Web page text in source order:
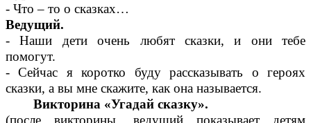
- Что – то о сказках…
Ведущий.
- Наши дети очень любят сказки, и они тебе
помогут.
- Сейчас я коротко буду рассказывать о героях
сказки, а вы мне скажите, как она называется.
Викторина «Угадай сказку».
(после викторины, ведущий показывает детям